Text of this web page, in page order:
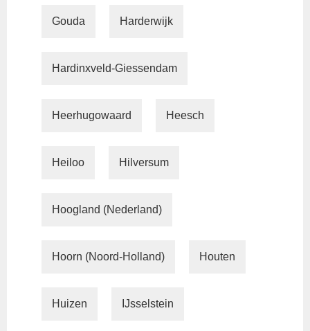
Gouda Harderwijk
Hardinxveld-Giessendam
Heerhugowaard Heesch
Heiloo Hilversum
Hoogland (Nederland)
Hoorn (Noord-Holland) Houten
Huizen IJsselstein